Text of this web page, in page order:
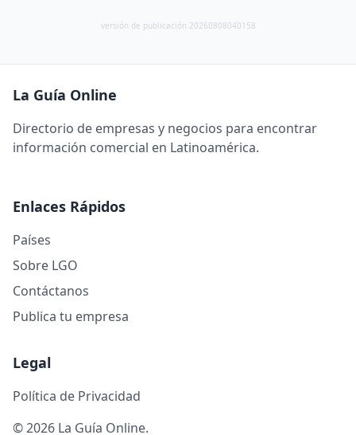
versión de publicación 20260808040158
La Guía Online
Directorio de empresas y negocios para encontrar
información comercial en Latinoamérica.
Enlaces Rápidos
Países
Sobre LGO
Contáctanos
Publica tu empresa
Legal
Política de Privacidad
© 2026 La Guía Online.